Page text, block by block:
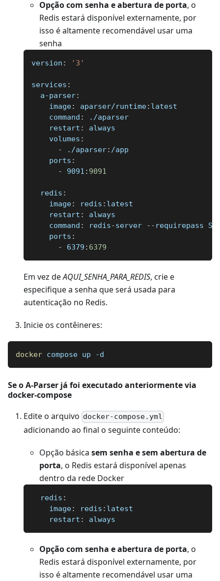
Opção com senha e abertura de porta, o
Redis estará disponível externamente, por
isso é altamente recomendável usar uma
senha
version : '3'
services :
a-parser:
image: aparser/runtime: latest
command :
./aparser
restart :
always
volumes :
-
./aparser: /app
ports :
-
9091 : 9091
redis :
image: redis : latest
restart :
always
command : redis-server - - requirepass
ports :
-
6379 : 6379
Em vez deAQUI_ SENHA PARA REDIS, crie e
especifique a senha que será usada para
autenticação no Redis.
Inicie os contêineres:
docker compose up -d
Se o A-Parser já foi executado anteriormente via
docker-compose
Edite o arquivo docker-compose.yml
adicionando ao final o seguinte conteúdo:
Opção básica sem senha e sem abertura de
porta, o Redis estará disponível apenas
dentro da rede Docker
redis :
image: redis : latest
restart : always
Opção com senha e abertura de porta, o
Redis estará disponível externamente, por
isso é altamente recomendável usar uma